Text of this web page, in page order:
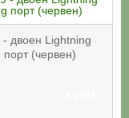
двоен Lightning
порт (червен)